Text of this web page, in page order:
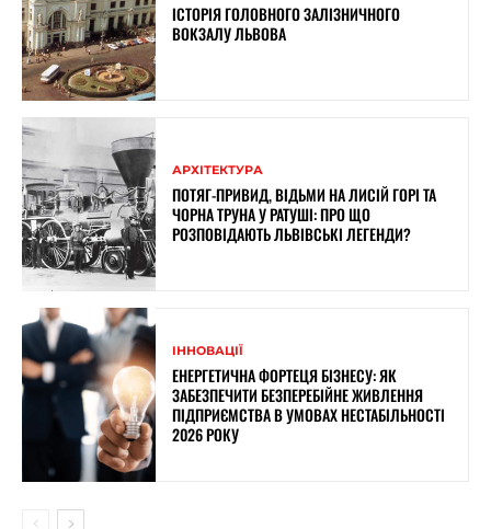
ІСТОРІЯ ГОЛОВНОГО ЗАЛІЗНИЧНОГО
ВОКЗАЛУ ЛЬВОВА
АРХІТЕКТУРА
ПОТЯГ-ПРИВИД, ВІДЬМИ НА ЛИСІЙ ГОРІ ТА
ЧОРНА ТРУНА У РАТУШІ: ПРО ЩО
РОЗПОВІДАЮТЬ ЛЬВІВСЬКІ ЛЕГЕНДИ?
ІННОВАЦІЇ
ЕНЕРГЕТИЧНА ФОРТЕЦЯ БІЗНЕСУ: ЯК
ЗАБЕЗПЕЧИТИ БЕЗПЕРЕБІЙНЕ ЖИВЛЕННЯ
ПІДПРИЄМСТВА В УМОВАХ НЕСТАБІЛЬНОСТІ
2026 РОКУ